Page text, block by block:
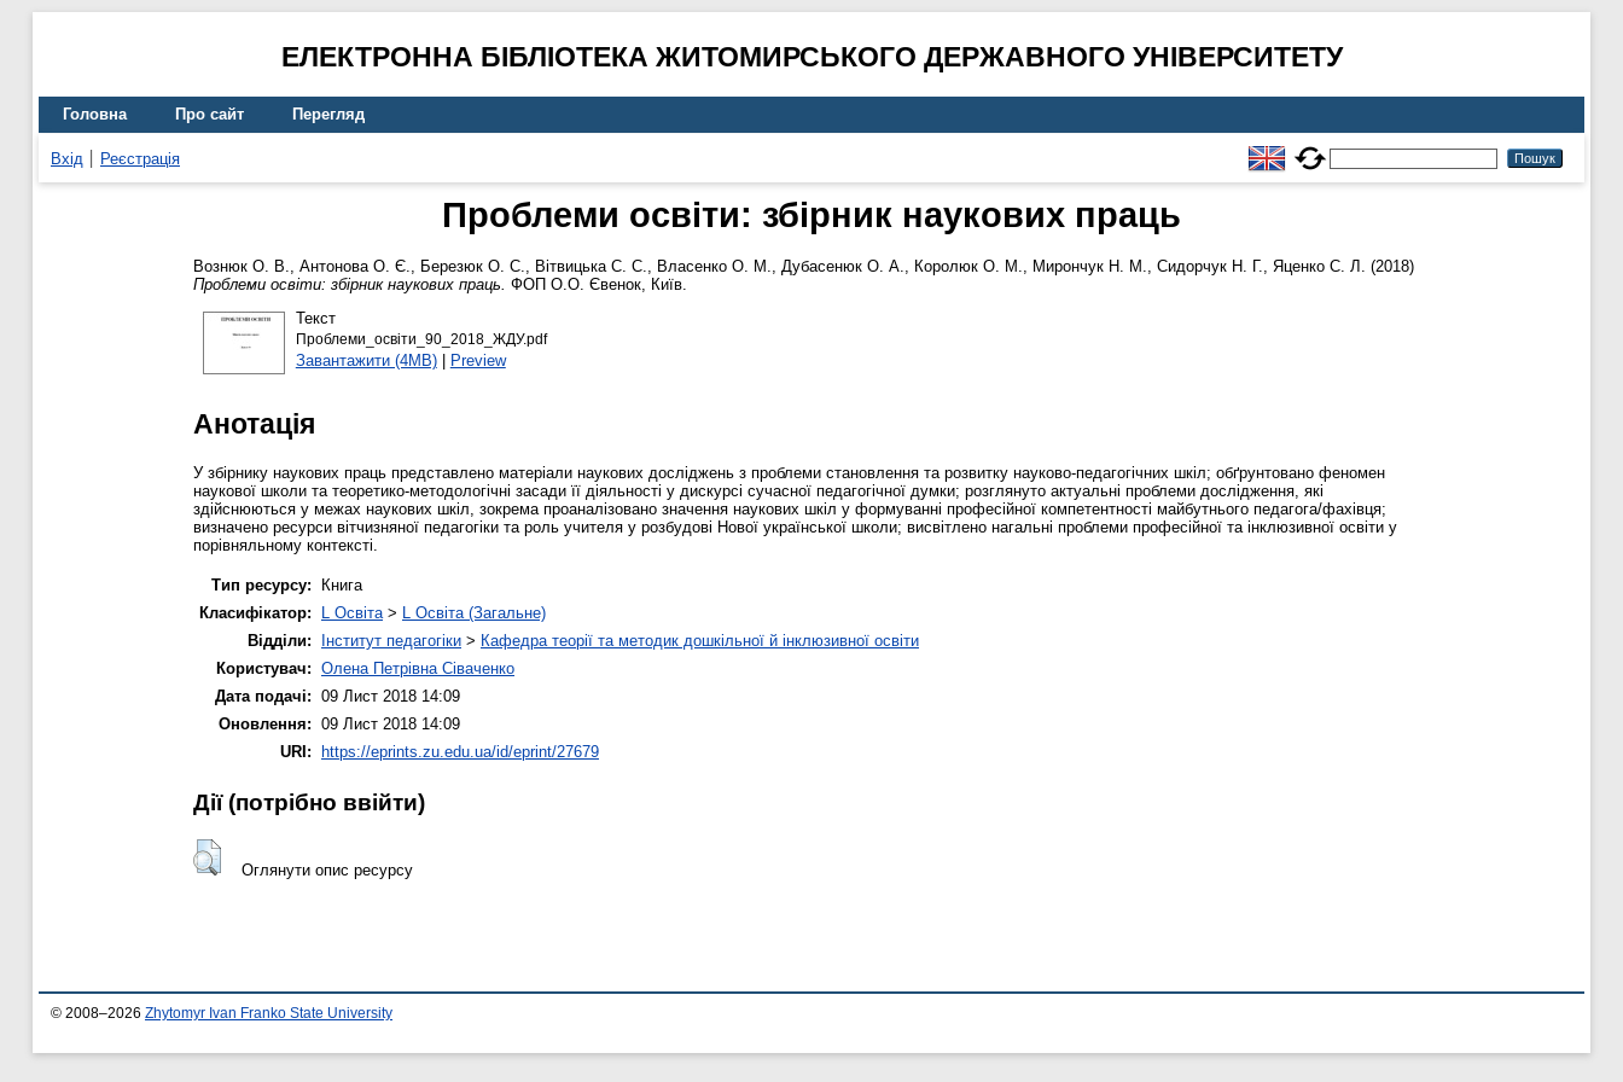
ЕЛЕКТРОННА БІБЛІОТЕКА ЖИТОМИРСЬКОГО ДЕРЖАВНОГО УНІВЕРСИТЕТУ
Головна Про сайт Перегляд
Вхід Реєстрація
Проблеми освіти: збірник наукових праць
Вознюк О. В., Антонова О. Є., Березюк О. С., Вітвицька С. С., Власенко О. М., Дубасенюк О. А., Королюк О. М., Мирончук Н. М., Сидорчук Н. Г., Яценко С. Л. (2018)
Проблеми освіти: збірник наукових праць. ФОП О.О. Євенок, Київ.
Текст
Проблеми_освiти_90_2018_ЖДУ.pdf
Завантажити (4MB)| Preview
Анотація
У збірнику наукових праць представлено матеріали наукових досліджень з проблеми становлення та розвитку науково-педагогічних шкіл; обґрунтовано феномен
наукової школи та теоретико-методологічні засади її діяльності у дискурсі сучасної педагогічної думки; розглянуто актуальні проблеми дослідження, які
здійснюються у межах наукових шкіл, зокрема проаналізовано значення наукових шкіл у формуванні професійної компетентності майбутнього педагога/фахівця;
визначено ресурси вітчизняної педагогіки та роль учителя у розбудові Нової української школи; висвітлено нагальні проблеми професійної та інклюзивної освіти у
порівняльному контексті.
Тип ресурсу:
Книга
Класифікатор:
L Освіта > L Освіта (Загальне)
Відділи:
Інститут педагогіки > Кафедра теорії та методик дошкільної й інклюзивної освіти
Користувач: Олена Петрівна Сіваченко
Дата подачі: 09 Лист 2018 14:09
Оновлення: 09 Лист 2018 14:09
URI: https://eprints.zu.edu.ua/id/eprint/27679
Дії ​​(потрібно ввійти)
Оглянути опис ресурсу
© 2008–2026 Zhytomyr Ivan Franko State University